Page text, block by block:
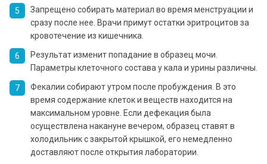
Запрещено собирать материал во время менструации и
сразу после нее. Врачи примут остатки эритроцитов за
кровотечение из кишечника.
Результат изменит попадание в образец мочи.
Параметры клеточного состава у кала и урины различны.
Фекалии собирают утром после пробуждения. В это
время содержание клеток и веществ находится на
максимальном уровне. Если дефекация была
осуществлена накануне вечером, образец ставят в
холодильник с закрытой крышкой, его немедленно
доставляют после открытия лаборатории.